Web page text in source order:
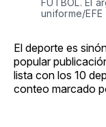
uniforme/EFE
El deporte es
popular
lista con los 10
conteo marcado